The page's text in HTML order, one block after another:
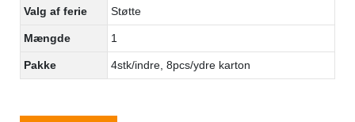
Valg af ferie Støtte
Mængde 1
Pakke 4stk/indre, 8pcs/ydre karton